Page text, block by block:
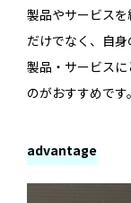
製品やサービス
だけでなく、自
製品・サービス
のがおすすめです。
advantage